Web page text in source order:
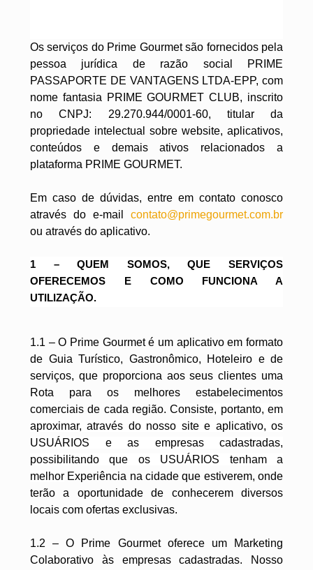
Os serviços do Prime Gourmet são fornecidos pela
pessoa jurídica de razão social PRIME
PASSAPORTE DE VANTAGENS LTDA-EPP, com
nome fantasia PRIME GOURMET CLUB, inscrito
no CNPJ: 29.270.944/0001-60, titular da
propriedade intelectual sobre website, aplicativos,
conteúdos e demais ativos relacionados a
plataforma PRIME GOURMET.
Em caso de dúvidas, entre em contato conosco
através do e-mail contato@primegourmet.com.br
ou através do aplicativo.
1 – QUEM SOMOS, QUE SERVIÇOS
OFERECEMOS E COMO FUNCIONA A
UTILIZAÇÃO.
1.1 – O Prime Gourmet é um aplicativo em formato
de Guia Turístico, Gastronômico, Hoteleiro e de
serviços, que proporciona aos seus clientes uma
Rota para os melhores estabelecimentos
comerciais de cada região.Consiste, portanto, em
aproximar, através do nosso site e aplicativo, os
USUÁRIOS e as empresas cadastradas,
possibilitando que os USUÁRIOS tenham a
melhor Experiência na cidade que estiverem, onde
terão a oportunidade de conhecerem diversos
locais com ofertas exclusivas.
1.2 – O Prime Gourmet oferece um Marketing
Colaborativo às empresas cadastradas. Nosso